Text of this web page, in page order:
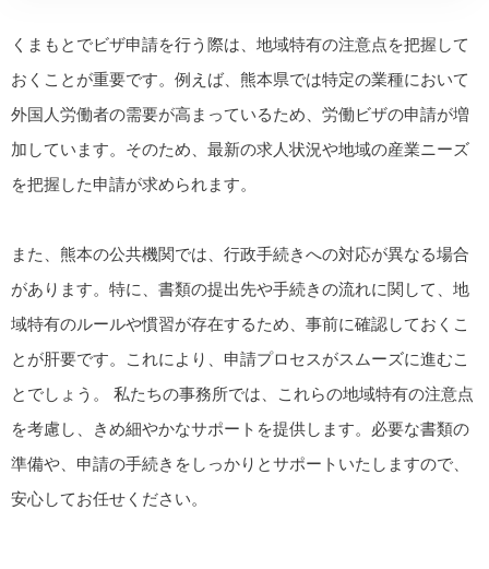
くまもとでビザ申請を行う際は、地域特有の注意点を把握して
おくことが重要です。例えば、熊本県では特定の業種において
外国人労働者の需要が高まっているため、労働ビザの申請が増
加しています。そのため、最新の求人状況や地域の産業ニーズ
を把握した申請が求められます。
また、熊本の公共機関では、行政手続きへの対応が異なる場合
があります。特に、書類の提出先や手続きの流れに関して、地
域特有のルールや慣習が存在するため、事前に確認しておくこ
とが肝要です。これにより、申請プロセスがスムーズに進むこ
とでしょう。 私たちの事務所では、これらの地域特有の注意点
を考慮し、きめ細やかなサポートを提供します。必要な書類の
準備や、申請の手続きをしっかりとサポートいたしますので、
安心してお任せください。